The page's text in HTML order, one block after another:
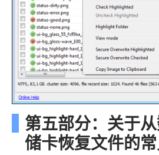
第五部分：关于
储卡恢复文件的